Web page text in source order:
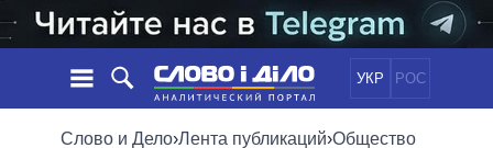
УКР РОС
НОВОСТИ
Слово и Дело›Лента публикаций›Общество